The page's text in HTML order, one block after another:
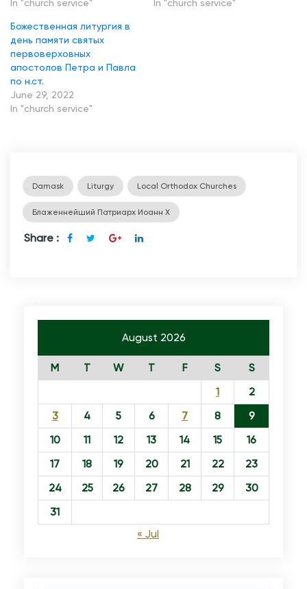
In "church service" In "church service"
Божественная литургия в
день памяти святых
первоверховных
апостолов Петра и Павла
по н.ст.
June 29, 2022
In "church service"
Damask Liturgy Local Orthodox Churches
Блаженнейший Патриарх Иоанн Х
Share :
August 2026
M T W T F S
S
1
2
3
4 5 6 7 8
9
10
11 12 13 14 15
16
17
18 19 20 21 22
23
24
25 26 27 28 29
30
31
« Jul